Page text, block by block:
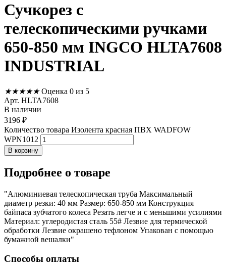
Сучкорез с
телескопическими ручками
650-850 мм INGCO HLTA7608
INDUSTRIAL
★★★★★ Оценка 0 из 5
Арт. HLTA7608
В наличии
3196 ₽
Количество товара Изолента красная ПВХ WADFOW
WPN1012
В корзину
Подробнее о товаре
"Алюминиевая телескопическая труба Максимальный
диаметр резки: 40 мм Размер: 650-850 мм Конструкция
байпаса зубчатого колеса Резать легче и с меньшими усилиями
Материал: углеродистая сталь 55# Лезвие для термической
обработки Лезвие окрашено тефлоном Упакован с помощью
бумажной вешалки"
Способы оплаты